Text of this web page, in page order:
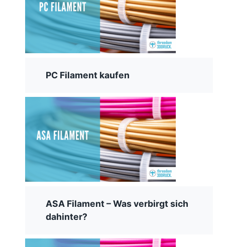
PC Filament kaufen
ASA Filament – Was verbirgt sich
dahinter?